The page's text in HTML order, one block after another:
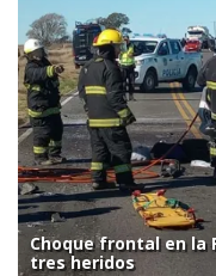
Choque frontal en la
tres heridos